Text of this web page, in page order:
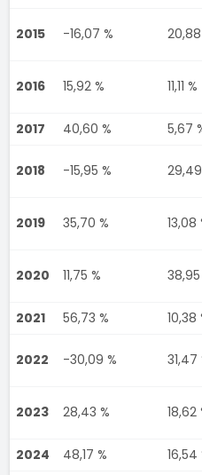
2015 -16,07 % 20,88
2016 15,92 % 11,11 %
2017 40,60 % 5,67
2018 -15,95 %
2019 35,70 % 13,08
2020 11,75 % 38,95
2021 56,73 % 10,38
2022 -30,09 % 31,47
2023 28,43 % 18,62
2024 48,17 % 16,54